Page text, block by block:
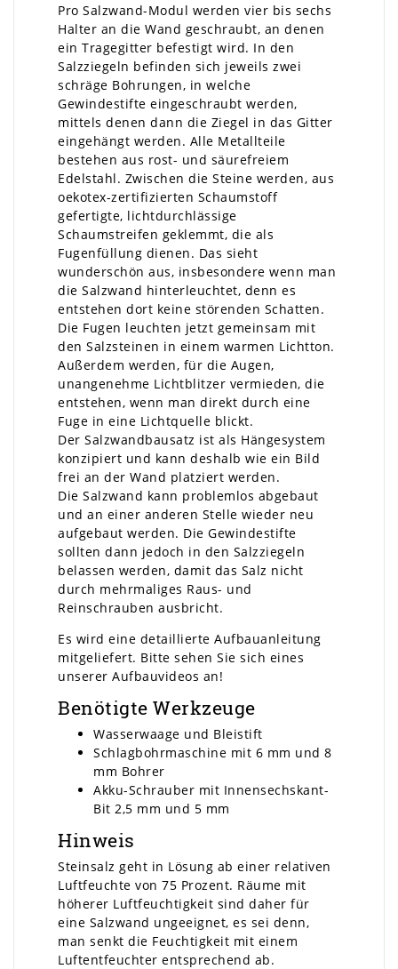
Pro Salzwand-Modul werden vier bis sechs
Halter an die Wand geschraubt, an denen
ein Tragegitter befestigt wird. In den
Salzziegeln befinden sich jeweils zwei
schräge Bohrungen, in welche
Gewindestifte eingeschraubt werden,
mittels denen dann die Ziegel in das Gitter
eingehängt werden. Alle Metallteile
bestehen aus rost- und säurefreiem
Edelstahl. Zwischen die Steine werden, aus
oekotex-zertifizierten Schaumstoff
gefertigte, lichtdurchlässige
Schaumstreifen geklemmt, die als
Fugenfüllung dienen. Das sieht
wunderschön aus, insbesondere wenn man
die Salzwand hinterleuchtet, denn es
entstehen dort keine störenden Schatten.
Die Fugen leuchten jetzt gemeinsam mit
den Salzsteinen in einem warmen Lichtton.
Außerdem werden, für die Augen,
unangenehme Lichtblitzer vermieden, die
entstehen, wenn man direkt durch eine
Fuge in eine Lichtquelle blickt.
Der Salzwandbausatz ist als Hängesystem
konzipiert und kann deshalb wie ein Bild
frei an der Wand platziert werden.
Die Salzwand kann problemlos abgebaut
und an einer anderen Stelle wieder neu
aufgebaut werden. Die Gewindestifte
sollten dann jedoch in den Salzziegeln
belassen werden, damit das Salz nicht
durch mehrmaliges Raus- und
Reinschrauben ausbricht.
Es wird eine detaillierte Aufbauanleitung
mitgeliefert. Bitte sehen Sie sich eines
unserer Aufbauvideos an!
Benötigte Werkzeuge
Wasserwaage und Bleistift
Schlagbohrmaschine mit 6 mm und 8
mm Bohrer
Akku-Schrauber mit Innensechskant-
Bit 2,5 mm und 5 mm
Hinweis
Steinsalz geht in Lösung ab einer relativen
Luftfeuchte von 75 Prozent. Räume mit
höherer Luftfeuchtigkeit sind daher für
eine Salzwand ungeeignet, es sei denn,
man senkt die Feuchtigkeit mit einem
Luftentfeuchter entsprechend ab.